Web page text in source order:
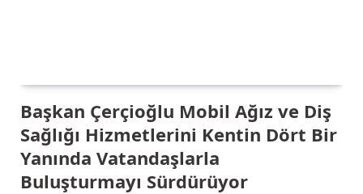
Başkan Çerçioğlu Mobil Ağız ve Diş
Sağlığı Hizmetlerini Kentin Dört Bir
Yanında Vatandaşlarla
Buluşturmayı Sürdürüyor